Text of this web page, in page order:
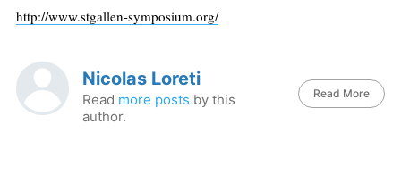
http://www.stgallen-symposium.org/
Nicolas Loreti
Read more posts by this
author.
Read More